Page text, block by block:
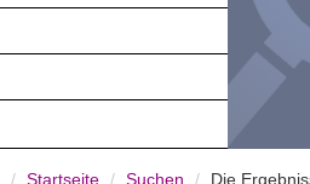
Startseite Suchen Die